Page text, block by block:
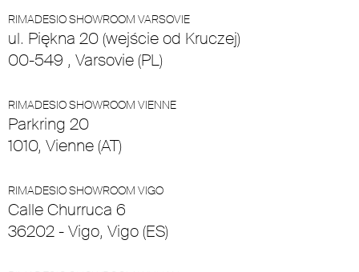
RIMADESIO SHOWROOM VARSOVIE
ul. Piękna 20 (wejście od Kruczej)
00-549 , Varsovie (PL)
RIMADESIO SHOWROOM VIENNE
Parkring 20
1010, Vienne (AT)
RIMADESIO SHOWROOM VIGO
Calle Churruca 6
36202 - Vigo, Vigo (ES)